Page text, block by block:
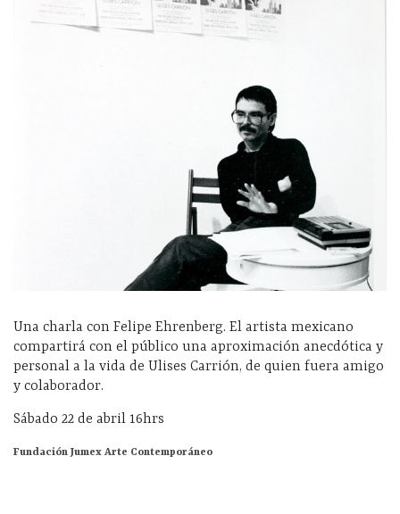
Una charla con Felipe Ehrenberg. El artista mexicano
compartirá con el público una aproximación anecdótica y
personal a la vida de Ulises Carrión, de quien fuera amigo
y colaborador.
Sábado 22 de abril 16hrs
Fundación Jumex Arte Contemporáneo